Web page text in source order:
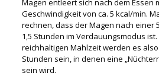
Magen entleert sich nach dem Essen
Geschwindigkeit von ca. 5 kcal/min.
rechnen, dass der Magen nach einer
1,5 Stunden im Verdauungsmodus
reichhaltigen Mahlzeit werden es
Stunden sein, in denen eine
sein wird.